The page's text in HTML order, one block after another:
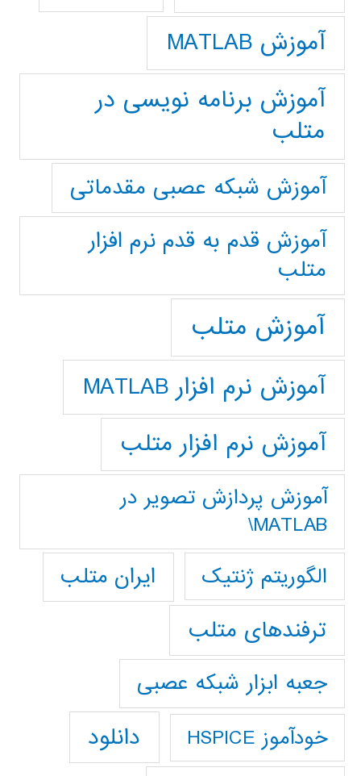
آموزش MATLAB
آموزش برنامه نویسی در
متلب
آموزش شبکه عصبی مقدماتی
آموزش قدم به قدم نرم افزار
متلب
آموزش متلب
آموزش نرم افزار MATLAB
آموزش نرم افزار متلب
آموزش پردازش تصوير در
MATLAB\
الگوریتم ژنتیک
ایران متلب
ترفندهای متلب
جعبه ابزار شبکه عصبی
خودآموز HSPICE دانلود